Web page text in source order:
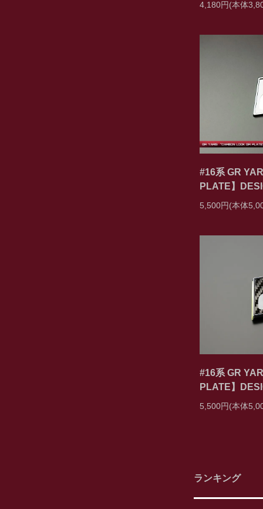
4,180円(本体
#16系 GR
PLATE】
5,500円(本体
#16系 GR
PLATE】
5,500円(本体
ランキング